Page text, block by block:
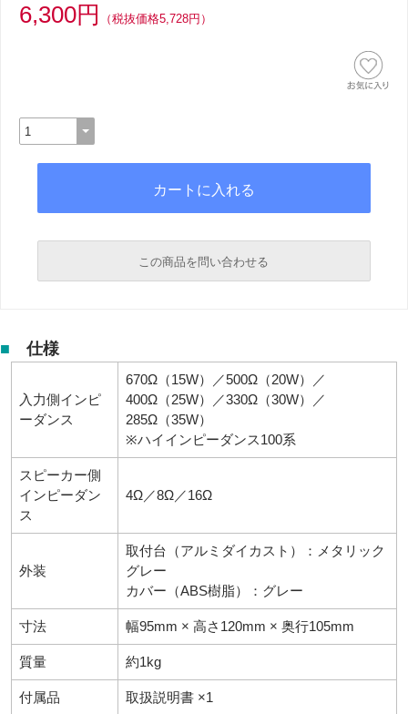
6,300円 （税抜価格5,728円）
この商品を問い合わせる
プライバシーポリシーをご確認ください。
■ 仕様
入力側インピ
ーダンス
670Ω（15W）／500Ω（20W）／
400Ω（25W）／330Ω（30W）／
285Ω（35W）
※ハイインピーダンス100系
スピーカー側
インピーダン
ス
4Ω／8Ω／16Ω
外装
取付台（アルミダイカスト）：メタリック
グレー
カバー（ABS樹脂）：グレー
寸法 幅95mm × 高さ120mm × 奥行105mm
質量 約1kg
付属品 取扱説明書 ×1